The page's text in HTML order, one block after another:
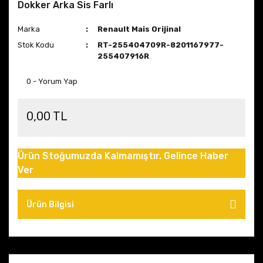
Dokker Arka Sis Farlı
Marka
Renault Mais Orijinal
Stok Kodu
RT-255404709R-8201167977-
255407916R
0 - Yorum Yap
0,00 TL
Ürün Stoğumuzda Kalmamıştır. Gelince Haber
Ver
Ürün Bilgisi